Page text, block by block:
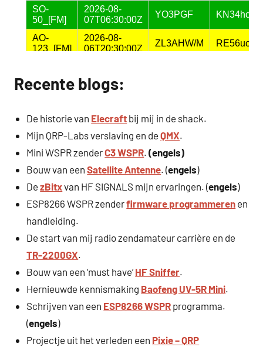
Recente blogs:
De historie van Elecraft bij mij in de shack.
Mijn QRP-Labs verslaving en deQMX.
Mini WSPR zenderC3 WSPR.(engels)
Bouw van eenSatellite Antenne. (engels)
DezBitxvan HF SIGNALS mijn ervaringen. (engels)
ESP8266 WSPR zenderfirmware programmeren en
handleiding.
De start van mij radio zendamateur carrière en de
TR-2200GX.
Bouw van een ‘must have’HF Sniffer.
Hernieuwde kennismaking Baofeng UV-5R Mini.
Schrijven van een ESP8266 WSPR programma.
(engels)
Projectje uit het verleden een Pixie – QRP